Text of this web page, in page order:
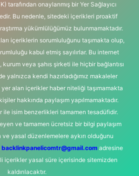
tarafından onaylanmış bir Yer Sağlayıcı
Bu nedenle, sitedeki içerikleri proaktif
yükümlülüğümüz bulunmamaktadır.
içeriklerin sorumluluğunu taşımakta olup,
kabul etmiş sayılırlar. Bu internet
veya şahıs şirketi ile hiçbir bağlantısı
yalnızca kendi hazırladığımız makaleler
yer alan içerikler haber niteliği taşımamakta
hakkında paylaşım yapılmamaktadır.
ile isim benzerlikleri tamamen tesadüfidir.
ve tamamen ücretsiz bir bilgi paylaşım
yasal düzenlemelere aykırı olduğunu
backlinkpanelicomtr@gmail.comadresine
içerikler yasal süre içerisinde sitemizden
kaldırılacaktır.